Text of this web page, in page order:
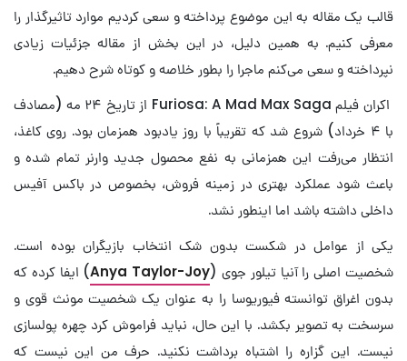
قالب یک مقاله به این موضوع پرداخته و سعی کردیم موارد تاثیرگذار را
معرفی کنیم. به همین دلیل، در این بخش از مقاله جزئیات زیادی
نپرداخته و سعی می‌کنم ماجرا را بطور خلاصه و کوتاه شرح دهیم.
اکران فیلم Furiosa: A Mad Max Saga از تاریخ ۲۴ مه (مصادف
با ۴ خرداد) شروع شد که تقریباً با روز یادبود همزمان بود. روی کاغذ،
انتظار می‌رفت این همزمانی به نفع محصول جدید وارنر تمام شده و
باعث شود عملکرد بهتری در زمینه فروش، بخصوص در باکس آفیس
داخلی داشته باشد اما اینطور نشد.
یکی از عوامل در شکست بدون شک انتخاب بازیگران بوده است.
شخصیت اصلی را آنیا تیلور جوی (Anya Taylor-Joy) ایفا کرده که
بدون اغراق توانسته فیوریوسا را به عنوان یک شخصیت مونث قوی و
سرسخت به تصویر بکشد. با این حال، نباید فراموش کرد چهره پولسازی
نیست. این گزاره را اشتباه برداشت نکنید. حرف من این نیست که